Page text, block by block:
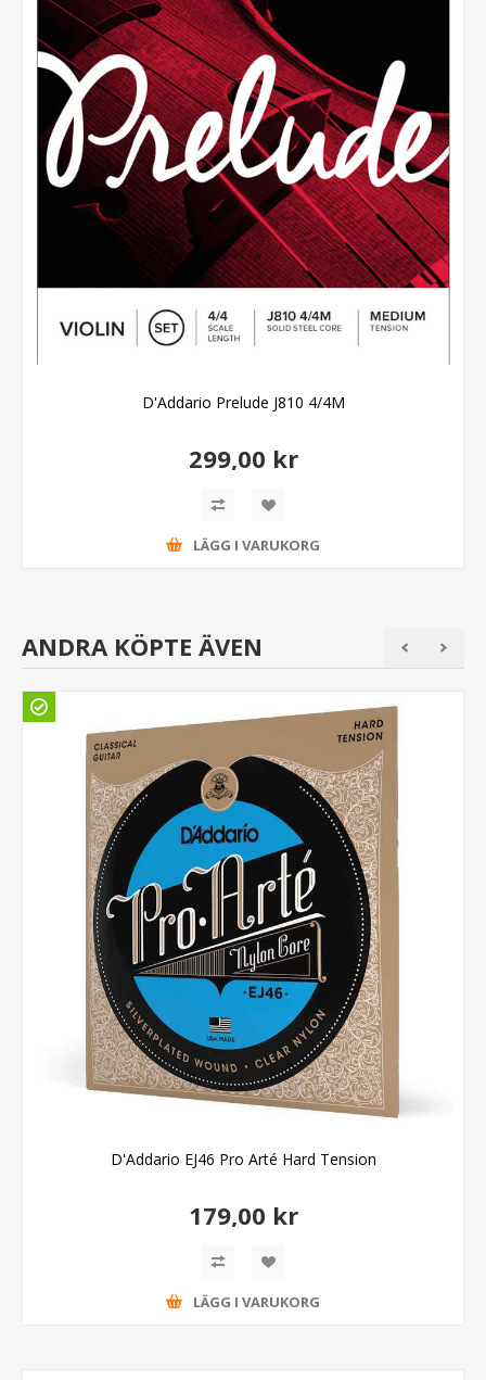
D'Addario Prelude J810 4/4M
299,00 kr
LÄGG I VARUKORG
ANDRA KÖPTE ÄVEN
D'Addario EJ46 Pro Arté Hard Tension
179,00 kr
LÄGG I VARUKORG